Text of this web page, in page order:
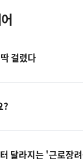
걸렸다
?
달라지는 '근로장